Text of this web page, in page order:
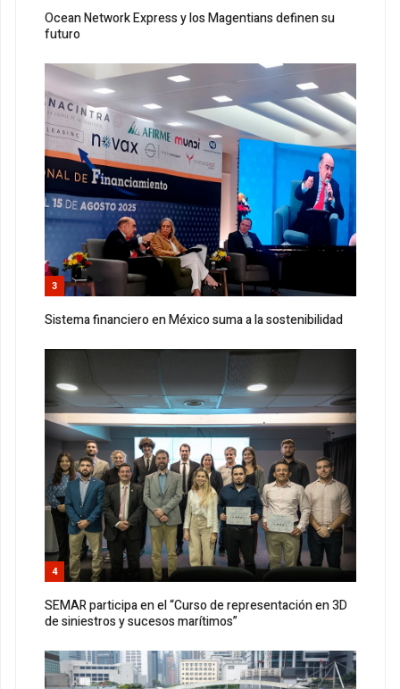
Ocean Network Express y los Magentians definen su
futuro
3
Sistema financiero en México suma a la sostenibilidad
4
SEMAR participa en el “Curso de representación en 3D
de siniestros y sucesos marítimos”